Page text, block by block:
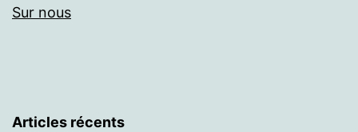
Sur nous
Articles récents